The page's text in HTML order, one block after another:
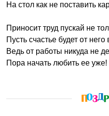
На стол как не поставить
Приносит труд пускай не
Пусть счастье будет от
Ведь от работы никуда не
Пора начать любить ее уже!